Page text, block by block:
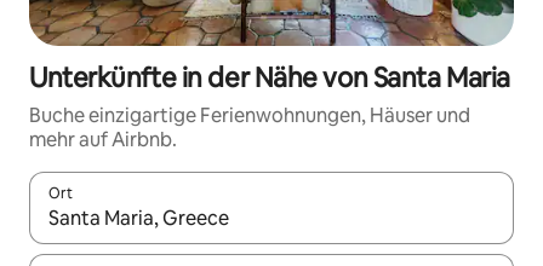
Unterkünfte in der Nähe von Santa Maria
Buche einzigartige Ferienwohnungen, Häuser und
mehr auf Airbnb.
Ort
Wenn Ergebnisse verfügbar sind, navigiere mit den